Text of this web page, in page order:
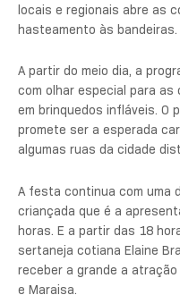
locais e regionais abre as
hasteamento às bandeiras.
A partir do meio dia, a
com olhar especial para
em brinquedos infláveis.
promete ser a esperada
algumas ruas da cidade
A festa continua com uma
criançada que é a
horas. E a partir das 18
sertaneja cotiana Elaine
receber a grande a
e Maraisa.